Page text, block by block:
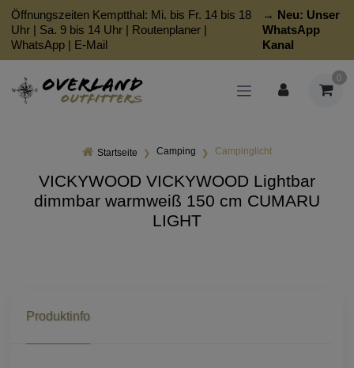
Öffnungszeiten Kemptthal: Mi. bis Fr. 14 bis 18
Uhr | Sa. 9 bis 14 Uhr | Routenplaner |
WhatsApp | E-Mail
→ Neu: Unser
WhatsApp
Kanal
0
Startseite Camping Campinglicht
VICKYWOOD VICKYWOOD Lightbar
dimmbar warmweiß 150 cm CUMARU
LIGHT
Produktinfo